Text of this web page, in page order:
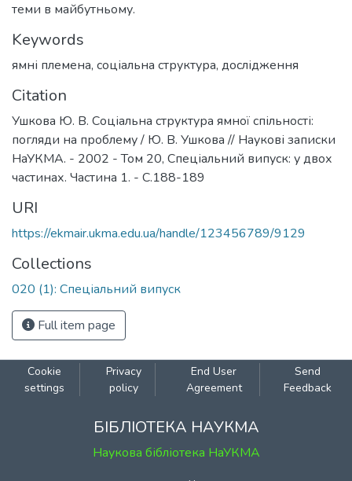
теми в майбутньому.
Keywords
ямні племена, соціальна структура, дослідження
Citation
Ушкова Ю. В. Соціальна структура ямної спільності:
погляди на проблему / Ю. В. Ушкова // Наукові записки
НаУКМА. - 2002 - Том 20, Спеціальний випуск: у двох
частинах. Частина 1. - С.188-189
URI
https://ekmair.ukma.edu.ua/handle/123456789/9129
Collections
020 (1): Спеціальний випуск
Full item page
Cookie
settings
Privacy
policy
End User
Agreement
Send
Feedback
БІБЛІОТЕКА НАУКМА
Наукова бібліотека НаУКМА